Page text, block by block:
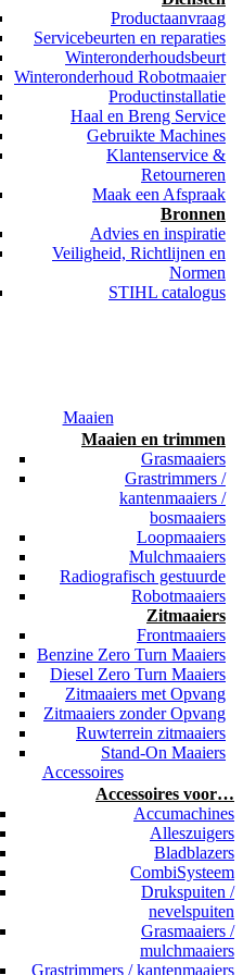
Productaanvraag
Servicebeurten en reparaties
Winteronderhoudsbeurt
Winteronderhoud Robotmaaier
Productinstallatie
Haal en Breng Service
Gebruikte Machines
Klantenservice &
Retourneren
Maak een Afspraak
Bronnen
Advies en inspiratie
Veiligheid, Richtlijnen en
Normen
STIHL catalogus
Maaien
Maaien en trimmen
Grasmaaiers
Grastrimmers /
kantenmaaiers /
bosmaaiers
Loopmaaiers
Mulchmaaiers
Radiografisch gestuurde
Robotmaaiers
Zitmaaiers
Frontmaaiers
Benzine Zero Turn Maaiers
Diesel Zero Turn Maaiers
Zitmaaiers met Opvang
Zitmaaiers zonder Opvang
Ruwterrein zitmaaiers
Stand-On Maaiers
Accessoires
Accessoires voor…
Accumachines
Alleszuigers
Bladblazers
CombiSysteem
Drukspuiten /
nevelspuiten
Grasmaaiers /
mulchmaaiers
Grastrimmers / kantenmaaiers